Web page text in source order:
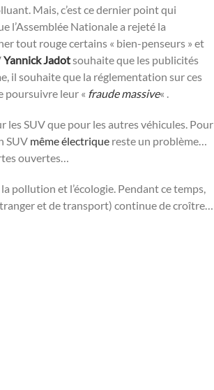
Mais, c’est ce dernier point qui
l’Assemblée Nationale a rejeté la
tout rouge certains « bien-penseurs » et
Yannick Jadotsouhaite que les publicités
il souhaite que la réglementation sur ces
poursuivre leur « fraude massive« .
SUV que pour les autres véhicules. Pour
SUV même électrique reste un problème…
ouvertes…
pollution et l’écologie. Pendant ce temps,
et de transport) continue de croître…